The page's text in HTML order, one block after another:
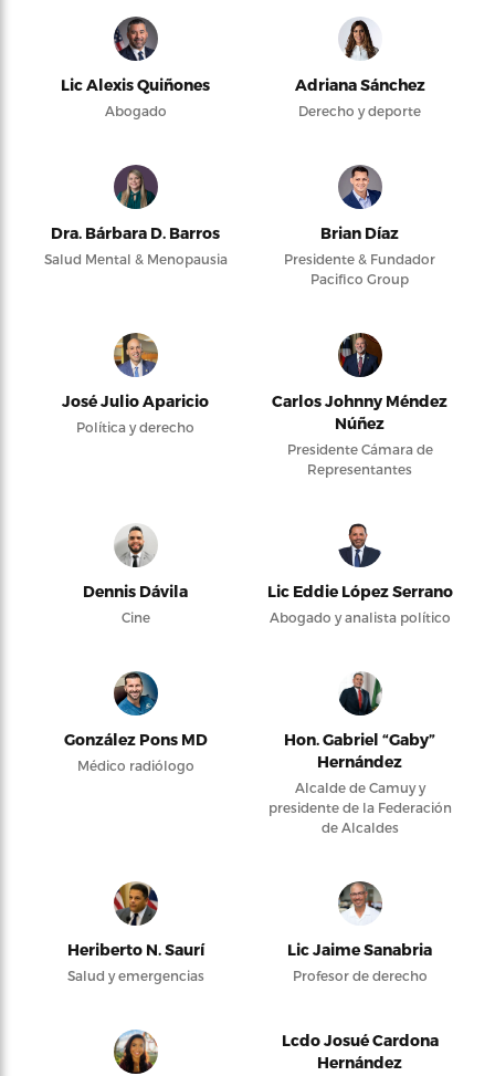
Lic Alexis Quiñones
Abogado
Adriana Sánchez
Derecho y deporte
Dra. Bárbara D. Barros
Salud Mental & Menopausia
Brian Díaz
Presidente & Fundador
Pacifico Group
José Julio Aparicio
Política y derecho
Carlos Johnny Méndez
Núñez
Presidente Cámara de
Representantes
Dennis Dávila
Cine
Lic Eddie López Serrano
Abogado y analista político
González Pons MD
Médico radiólogo
Hon. Gabriel “Gaby”
Hernández
Alcalde de Camuy y
presidente de la Federación
de Alcaldes
Heriberto N. Saurí
Salud y emergencias
Lic Jaime Sanabria
Profesor de derecho
Lcdo Josué Cardona
Hernández